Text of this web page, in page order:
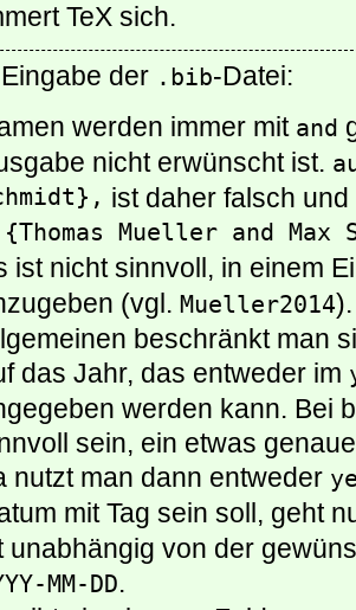
TeX sich.
der .bib-Datei:
werden immer mit and
nicht erwünscht ist.
ist daher falsch
Mueller and Max
ist nicht sinnvoll, in einem
(vgl. Mueller2014
beschränkt man
das Jahr, das entweder im
werden kann. Bei
sein, ein etwas
nutzt man dann entweder
mit Tag sein soll, geht
unabhängig von der
MM-DD.